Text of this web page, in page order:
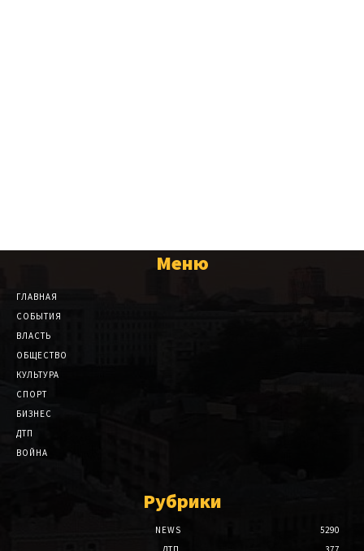
Меню
ГЛАВНАЯ
СОБЫТИЯ
ВЛАСТЬ
ОБЩЕСТВО
КУЛЬТУРА
СПОРТ
БИЗНЕС
ДТП
ВОЙНА
Рубрики
NEWS
5290